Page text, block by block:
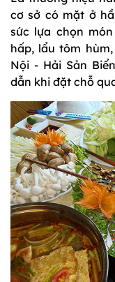
cơ sở có mặt ở
sức lựa chọn
hấp, lẩu tôm
Nội - Hải Sản
dẫn khi đặt chỗ